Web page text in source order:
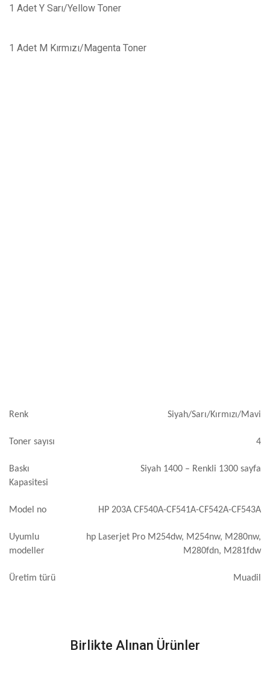
1 Adet Y Sarı/Yellow Toner
1 Adet M Kırmızı/Magenta Toner
Renk Siyah/Sarı/Kırmızı/Mavi
Toner sayısı 4
Baskı
Kapasitesi
Siyah 1400 – Renkli 1300 sayfa
Model no HP 203A CF540A-CF541A-CF542A-CF543A
Uyumlu
modeller
hp Laserjet Pro M254dw, M254nw, M280nw,
M280fdn, M281fdw
Üretim türü Muadil
Birlikte Alınan Ürünler